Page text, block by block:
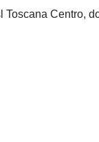
Centro,